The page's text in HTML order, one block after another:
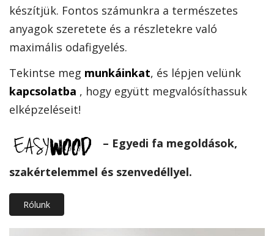
készítjük. Fontos számunkra a természetes
anyagok szeretete és a részletekre való
maximális odafigyelés.
Tekintse meg munkáinkat, és lépjen velünk
kapcsolatba , hogy együtt megvalósíthassuk
elképzeléseit!
– Egyedi fa megoldások,
szakértelemmel és szenvedéllyel.
Rólunk